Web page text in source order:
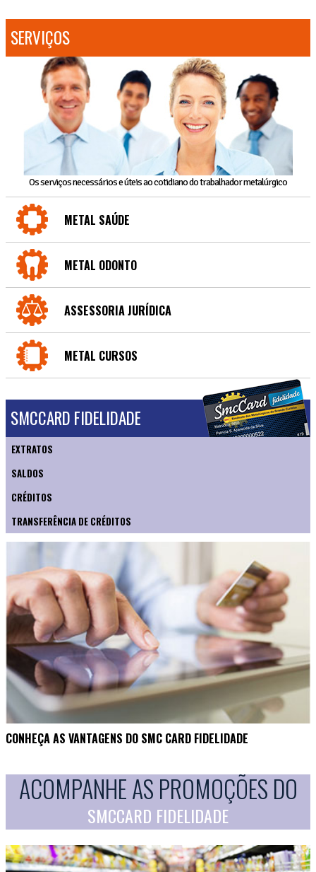
SERVIÇOS
Os serviços necessários e úteis ao cotidiano do trabalhador metalúrgico
METAL SAÚDE
METAL ODONTO
ASSESSORIA JURÍDICA
METAL CURSOS
SMCCARD FIDELIDADE
EXTRATOS
SALDOS
CRÉDITOS
TRANSFERÊNCIA DE CRÉDITOS
CONHEÇA AS VANTAGENS DO SMC CARD FIDELIDADE
ACOMPANHE AS PROMOÇÕES DO
SMCCARD FIDELIDADE